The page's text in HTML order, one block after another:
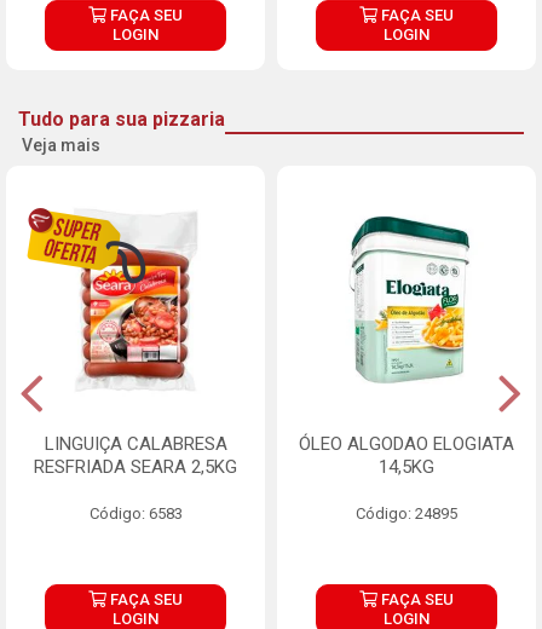
FAÇA SEU
LOGIN
FAÇA SEU
LOGIN
Tudo para sua pizzaria
Veja mais
LINGUIÇA CALABRESA
RESFRIADA SEARA 2,5KG
Código: 6583
FAÇA SEU
LOGIN
ÓLEO ALGODAO ELOGIATA
14,5KG
Código: 24895
FAÇA SEU
LOGIN